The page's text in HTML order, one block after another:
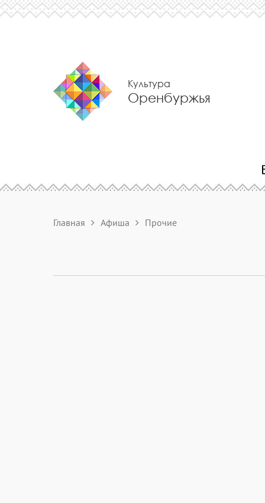
Культура
Оренбуржья
Главная Афиша Прочие